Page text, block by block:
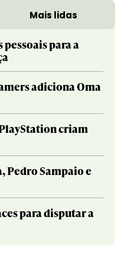
Mais lidas
para a
adiciona Oma
criam
Pedro Sampaio e
para disputar a